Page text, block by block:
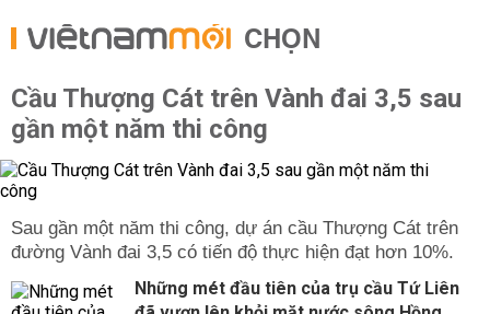
CHỌN
Cầu Thượng Cát trên Vành đai 3,5 sau
gần một năm thi công
Sau gần một năm thi công, dự án cầu Thượng Cát trên
đường Vành đai 3,5 có tiến độ thực hiện đạt hơn 10%.
Những mét đầu tiên của trụ cầu Tứ Liên